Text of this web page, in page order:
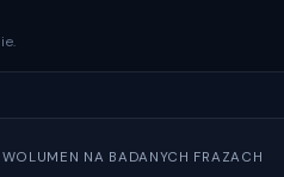
WOLUMEN NA BADANYCH FRAZACH